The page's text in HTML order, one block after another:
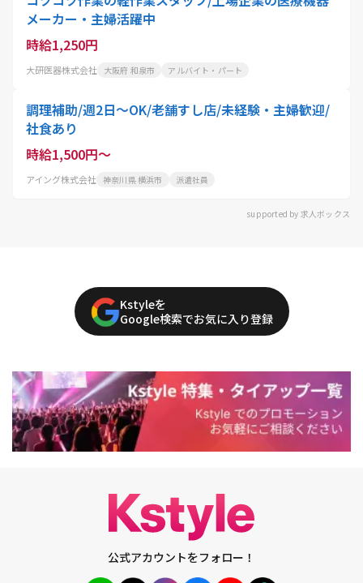
メーカー・主婦活躍中
時給1,250円
大研医器株式会社 大阪府 和泉市 アルバイト・パート
調理補助/週2日～OK/老舗すし店/未経験・主婦歓迎/
社食あり
時給1,500円～
アイング株式会社 神奈川県 横浜市 派遣社員
supported by 求人ボックス
Kstyleを
Google検索でお気に入り登録
公式アカウントをフォロー！